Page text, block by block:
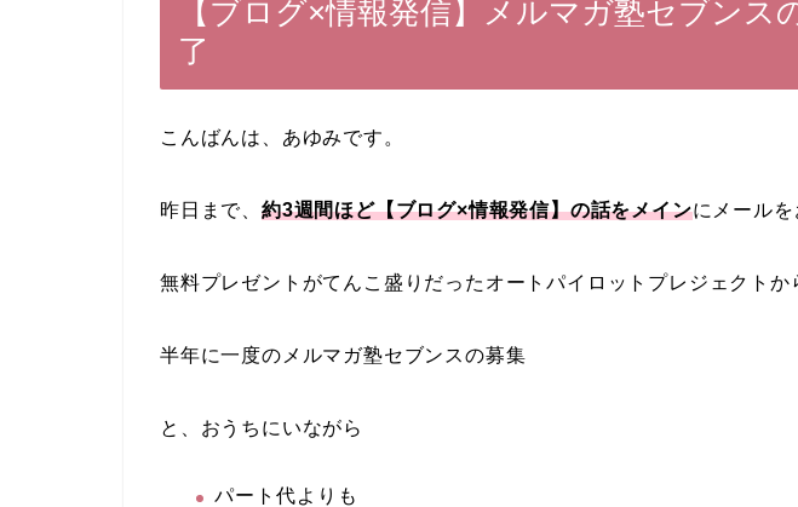
【ブログ×情報発信】メルマガ塾セブンス
了
こんばんは、あゆみです。
昨日まで、 約3週間ほど【ブログ×情報発信】の話をメインにメールを
無料プレゼントがてんこ盛りだったオートパイロットプレジェクトか
半年に一度のメルマガ塾セブンスの募集
と、おうちにいながら
パート代よりも